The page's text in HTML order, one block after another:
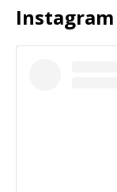
Instagram